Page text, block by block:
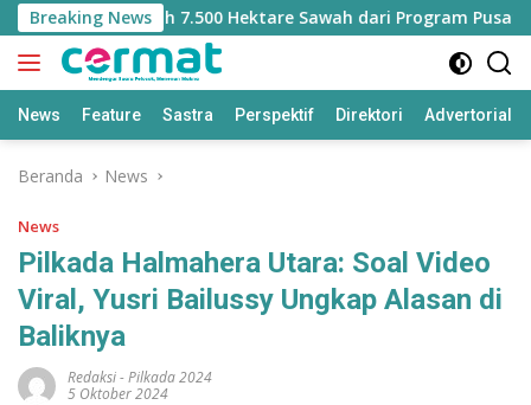
Langsung
ke
konten
Breaking News
Jatah 7.500 Hektare Sawah dari Program Pusat
News Feature Sastra Perspektif Direktori Advertorial
Beranda News
News
Pilkada Halmahera Utara: Soal Video
Viral, Yusri Bailussy Ungkap Alasan di
Baliknya
Redaksi-Pilkada 2024
5 Oktober 2024